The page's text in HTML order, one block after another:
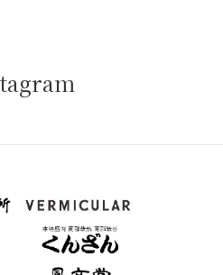
。 對於吸水率高的陶器，材質會吸
生黴菌和污漬。